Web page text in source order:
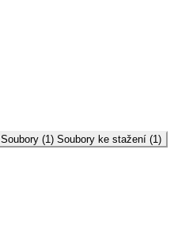
Soubory (1) Soubory ke stažení (1)